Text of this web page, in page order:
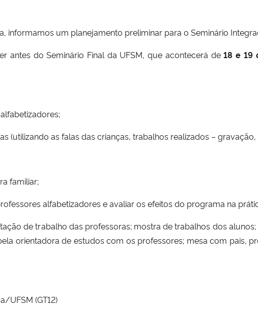
informamos um planejamento preliminar para o Seminário
antes do Seminário Final da UFSM, que acontecerá de18 e 19
(utilizando as falas das crianças, trabalhos realizados – gravação,
familiar;
alfabetizadores e avaliar os efeitos do programa na
de trabalho das professoras; mostra de trabalhos dos
orientadora de estudos com os professores; mesa com pais,
UFSM (GT12)